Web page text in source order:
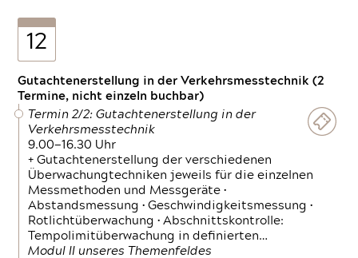
12
Gutachtenerstellung in der Verkehrsmesstechnik (2
Termine, nicht einzeln buchbar)
Termin 2/2: Gutachtenerstellung in der
Verkehrsmesstechnik
9.00—16.30 Uhr
+ Gutachtenerstellung der verschiedenen
Überwachungtechniken jeweils für die einzelnen
Messmethoden und Messgeräte •
Abstandsmessung • Geschwindigkeitsmessung •
Rotlichtüberwachung • Abschnittskontrolle:
Tempolimitüberwachung in definierten…
Modul II unseres Themenfeldes